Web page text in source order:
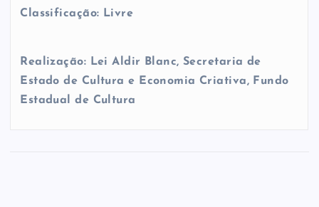
Classificação: Livre
Realização: Lei Aldir Blanc, Secretaria de
Estado de Cultura e Economia Criativa, Fundo
Estadual de Cultura